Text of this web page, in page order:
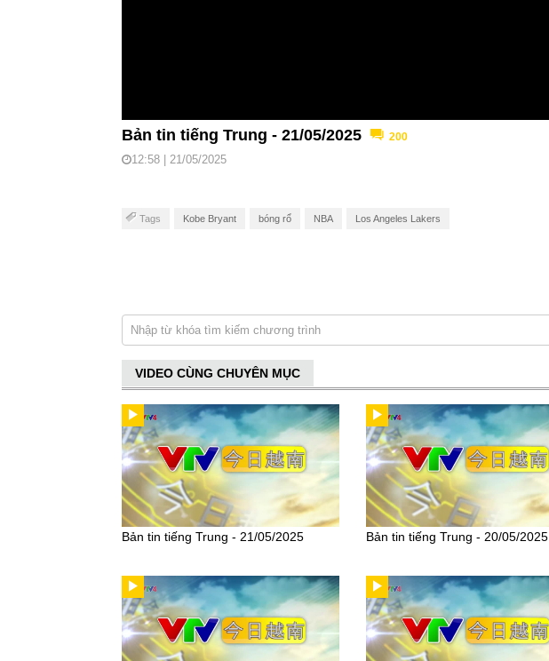
Bản tin tiếng Trung - 21/05/2025 200
12:58 | 21/05/2025
Tags Kobe Bryant bóng rổ NBA Los Angeles Lakers
VIDEO CÙNG CHUYÊN MỤC
Bản tin tiếng Trung - 21/05/2025 Bản tin tiếng Trung - 20/05/2025